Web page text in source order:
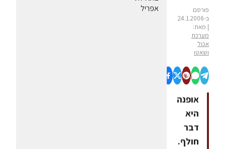
פורסם
ב-24.1.2006
| מאת:
מערכת
אכול
ושאטו
אופנה
היא
דבר
חולף.